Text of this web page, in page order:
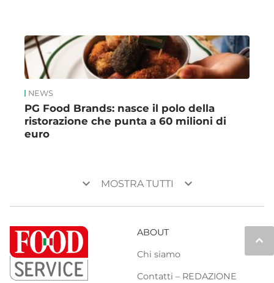
NEWS
PG Food Brands: nasce il polo della
ristorazione che punta a 60 milioni di
euro
keyboard_arrow_down MOSTRA TUTTI keyboard_arrow_down
keyboard_arrow_up
ABOUT
Chi siamo
Contatti – REDAZIONE